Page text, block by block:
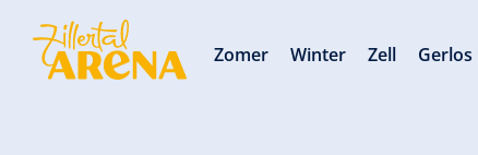
Zomer Winter Zell Gerlos